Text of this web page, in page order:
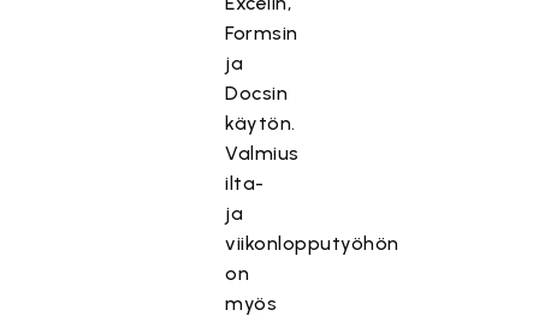
Formsin
ja
Docsin
käytön.
Valmius
ilta-
ja
viikonlopputyöhön
on
myös